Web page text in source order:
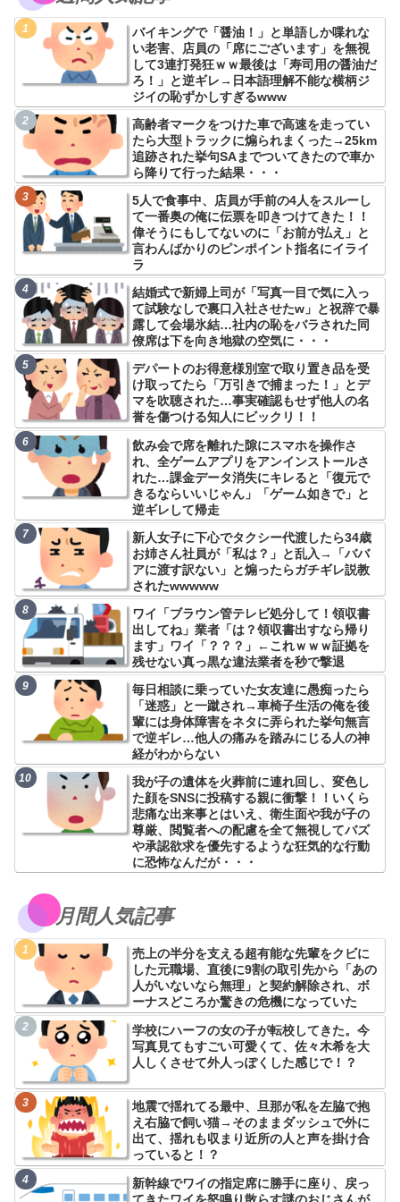
バイキングで「醤油！」と単語しか喋れな
い老害、店員の「席にございます」を無視
して3連打発狂ｗｗ最後は「寿司用の醤油だ
ろ！」と逆ギレ→日本語理解不能な横柄ジ
ジイの恥ずかしすぎるwww
高齢者マークをつけた車で高速を走ってい
たら大型トラックに煽られまくった→25km
追跡された挙句SAまでついてきたので車か
ら降りて行った結果・・・
5人で食事中、店員が手前の4人をスルーし
て一番奥の俺に伝票を叩きつけてきた！！
偉そうにもしてないのに「お前が払え」と
言わんばかりのピンポイント指名にイライ
ラ
結婚式で新婦上司が「写真一目で気に入っ
て試験なしで裏口入社させたw」と祝辞で暴
露して会場氷結…社内の恥をバラされた同
僚席は下を向き地獄の空気に・・・
デパートのお得意様別室で取り置き品を受
け取ってたら「万引きで捕まった！」とデ
マを吹聴された…事実確認もせず他人の名
誉を傷つける知人にビックリ！！
飲み会で席を離れた隙にスマホを操作さ
れ、全ゲームアプリをアンインストールさ
れた…課金データ消失にキレると「復元で
きるならいいじゃん」「ゲーム如きで」と
逆ギレして帰走
新人女子に下心でタクシー代渡したら34歳
お姉さん社員が「私は？」と乱入→「ババ
アに渡す訳ない」と煽ったらガチギレ説教
されたwwwww
ワイ「ブラウン管テレビ処分して！領収書
出してね」業者「は？領収書出すなら帰り
ます」ワイ「？？？」←これｗｗｗ証拠を
残せない真っ黒な違法業者を秒で撃退
毎日相談に乗っていた女友達に愚痴ったら
「迷惑」と一蹴され→車椅子生活の俺を後
輩には身体障害をネタに弄られた挙句無言
で逆ギレ…他人の痛みを踏みにじる人の神
経がわからない
我が子の遺体を火葬前に連れ回し、変色し
た顔をSNSに投稿する親に衝撃！！いくら
悲痛な出来事とはいえ、衛生面や我が子の
尊厳、閲覧者への配慮を全て無視してバズ
や承認欲求を優先するような狂気的な行動
に恐怖なんだが・・・
月間人気記事
売上の半分を支える超有能な先輩をクビに
した元職場、直後に9割の取引先から「あの
人がいないなら無理」と契約解除され、ボ
ーナスどころか驚きの危機になっていた
学校にハーフの女の子が転校してきた。今
写真見てもすごい可愛くて、佐々木希を大
人しくさせて外人っぽくした感じで！？
地震で揺れてる最中、旦那が私を左脇で抱
え右脇で飼い猫→そのままダッシュで外に
出て、揺れも収まり近所の人と声を掛け合
っていると！？
新幹線でワイの指定席に勝手に座り、戻っ
てきたワイを怒鳴り散らす謎のおじさんが